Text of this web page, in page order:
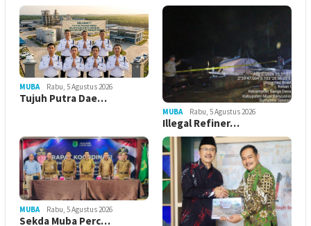
MUBA Rabu, 5 Agustus 2026
Tujuh Putra Dae…
MUBA Rabu, 5 Agustus 2026
Illegal Refiner…
MUBA Rabu, 5 Agustus 2026
Sekda Muba Perc…